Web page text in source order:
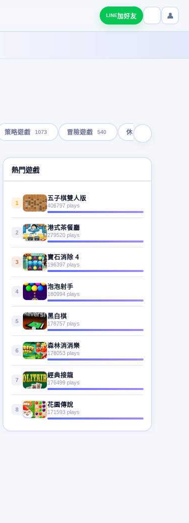
LINE加好友 👤
策略遊戲 1073 冒險遊戲 540 休閒遊戲
熱門遊戲
1
五子棋雙人版
406797 plays
2
港式茶餐廳
279520 plays
3
寶石消除 4
196397 plays
4
泡泡射手
180994 plays
5
黑白棋
178757 plays
6
森林消消樂
178053 plays
7
經典接龍
176499 plays
8
花園傳說
171593 plays